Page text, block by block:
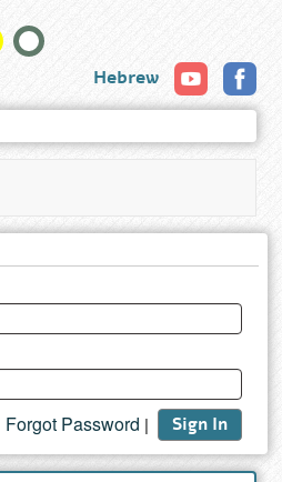
Hebrew
Sign In
|
Forgot Password